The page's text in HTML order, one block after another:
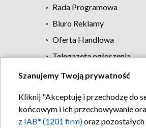
Rada Programowa
Biuro Reklamy
Oferta Handlowa
Telegazeta ogłoszenia
Szanujemy Twoją prywatność
Kliknij "Akceptuję i przechodzę do
końcowym i ich przechowywanie
z IAB* (1201 firm)oraz pozostałych